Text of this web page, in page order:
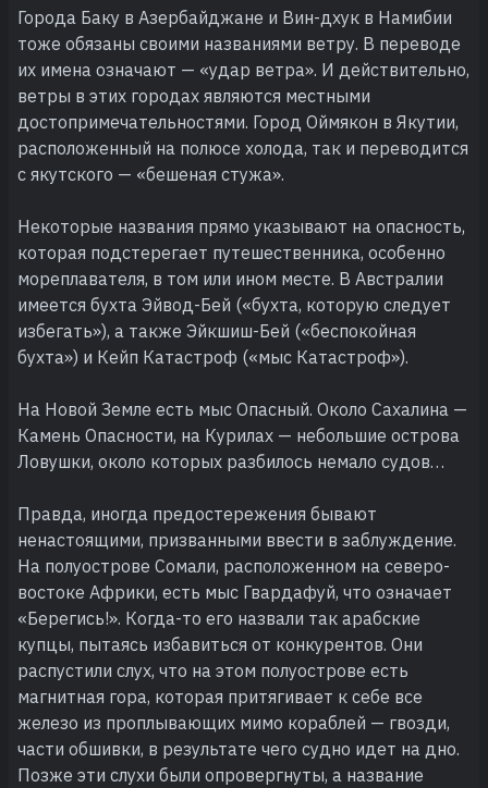
Города Баку в Азербайджане и Вин-дхук в Намибии
тоже обязаны своими названиями ветру. В переводе
их имена означают — «удар ветра». И действительно,
ветры в этих городах являются местными
достопримечательностями. Город Оймякон в Якутии,
расположенный на полюсе холода, так и переводится
с якутского — «бешеная стужа».
Некоторые названия прямо указывают на опасность,
которая подстерегает путешественника, особенно
мореплавателя, в том или ином месте. В Австралии
имеется бухта Эйвод-Бей («бухта, которую следует
избегать»), а также Эйкшиш-Бей («беспокойная
бухта») и Кейп Катастроф («мыс Катастроф»).
На Новой Земле есть мыс Опасный. Около Сахалина —
Камень Опасности, на Курилах — небольшие острова
Ловушки, около которых разбилось немало судов…
Правда, иногда предостережения бывают
ненастоящими, призванными ввести в заблуждение.
На полуострове Сомали, расположенном на северо-
востоке Африки, есть мыс Гвардафуй, что означает
«Берегись!». Когда-то его назвали так арабские
купцы, пытаясь избавиться от конкурентов. Они
распустили слух, что на этом полуострове есть
магнитная гора, которая притягивает к себе все
железо из проплывающих мимо кораблей — гвозди,
части обшивки, в результате чего судно идет на дно.
Позже эти слухи были опровергнуты, а название